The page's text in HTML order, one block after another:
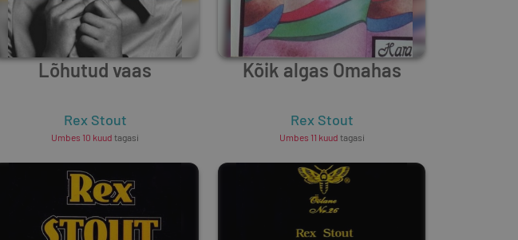
Lõhutud vaas
Rex Stout
Umbes 10 kuud tagasi
Kõik algas Omahas
Rex Stout
Umbes 11 kuud tagasi